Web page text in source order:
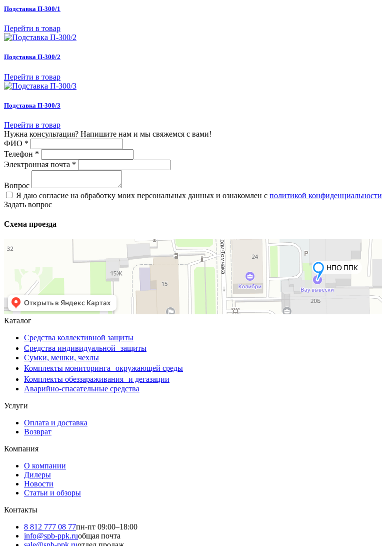
Подставка П-300/1
Перейти в товар
Подставка П-300/2
Перейти в товар
Подставка П-300/3
Перейти в товар
Нужна консультация? Напишите нам и мы свяжемся с вами!
ФИО *
Телефон *
Электронная почта *
Вопрос
Я даю согласие на обработку моих персональных данных и ознакомлен с политикой конфиденциальности
Задать вопрос
Схема проезда
Каталог
Средства коллективной защиты
Средства индивидуальной защиты
Сумки, мешки, чехлы
Комплекты мониторинга окружающей среды
Комплекты обеззараживания и дегазации
Аварийно-спасательные средства
Услуги
Оплата и доставка
Возврат
Компания
О компании
Дилеры
Новости
Статьи и обзоры
Контакты
8 812 777 08 77пн-пт 09:00–18:00
info@spb-ppk.ruобщая почта